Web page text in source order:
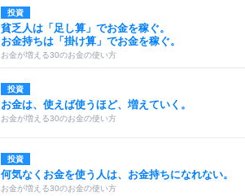
投資
貧乏人は「足し算」でお金を稼ぐ。
お金持ちは「掛け算」でお金を稼ぐ。
お金が増える30のお金の使い方
投資
お金は、使えば使うほど、増えていく。
お金が増える30のお金の使い方
投資
何気なくお金を使う人は、お金持ちになれない。
お金が増える30のお金の使い方